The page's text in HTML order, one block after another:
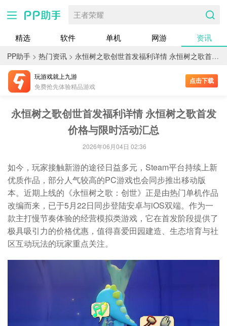
王者荣耀
精选 软件 单机 网游 资讯
PP助手 > 热门资讯 > 永恒树之歌创世首发福利详情 永恒树之歌首发价格与限时活动汇总
玩游戏就上九游
免费抢先体验精品游戏
点击下载
永恒树之歌创世首发福利详情 永恒树之歌首发
价格与限时活动汇总
2026年06月04日 02:36
如今，玩家接触新游的途径日益多元，Steam平台持续上新
优质作品，部分人气较高的PC游戏也会同步推出移动版
本。近期上线的《永恒树之歌：创世》正是由热门单机作品
改编而来，已于5月22日同步登陆安卓与iOS双端。作为一
款主打慢节奏体验的经营模拟类游戏，它在首发阶段提供了
极具吸引力的价格优惠，值得喜爱田园建造、生态培育与社
区互动玩法的玩家重点关注。